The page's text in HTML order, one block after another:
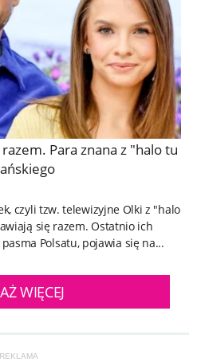
Para znana z "halo tu
czyli tzw. telewizyjne Olki z "halo
się razem. Ostatnio ich
Polsatu, pojawia się na...
WIĘCEJ
REKLAMA